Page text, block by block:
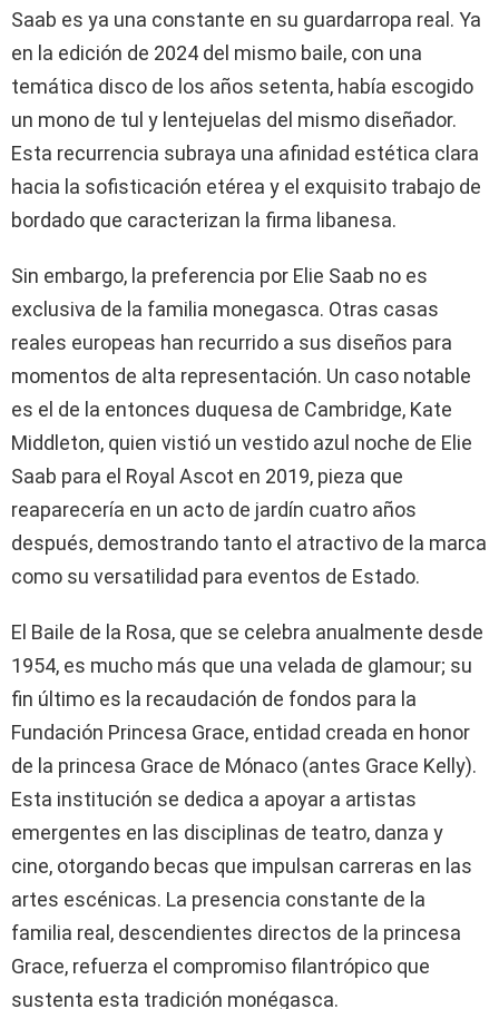
Saab es ya una constante en su guardarropa real. Ya
en la edición de 2024 del mismo baile, con una
temática disco de los años setenta, había escogido
un mono de tul y lentejuelas del mismo diseñador.
Esta recurrencia subraya una afinidad estética clara
hacia la sofisticación etérea y el exquisito trabajo de
bordado que caracterizan la firma libanesa.
Sin embargo, la preferencia por Elie Saab no es
exclusiva de la familia monegasca. Otras casas
reales europeas han recurrido a sus diseños para
momentos de alta representación. Un caso notable
es el de la entonces duquesa de Cambridge, Kate
Middleton, quien vistió un vestido azul noche de Elie
Saab para el Royal Ascot en 2019, pieza que
reaparecería en un acto de jardín cuatro años
después, demostrando tanto el atractivo de la marca
como su versatilidad para eventos de Estado.
El Baile de la Rosa, que se celebra anualmente desde
1954, es mucho más que una velada de glamour; su
fin último es la recaudación de fondos para la
Fundación Princesa Grace, entidad creada en honor
de la princesa Grace de Mónaco (antes Grace Kelly).
Esta institución se dedica a apoyar a artistas
emergentes en las disciplinas de teatro, danza y
cine, otorgando becas que impulsan carreras en las
artes escénicas. La presencia constante de la
familia real, descendientes directos de la princesa
Grace, refuerza el compromiso filantrópico que
sustenta esta tradición monégasca.